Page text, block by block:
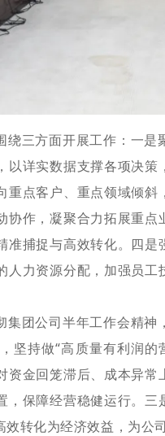
绕三方面开展工作：一
以详实数据支撑各项决
重点客户、重点领域倾
协作，凝聚合力拓展重
准捕捉与高效转化。四
人力资源分配，加强员
集团公司半年工作会精
坚持做“高质量有利润
资金回笼滞后、成本异
，保障经营稳健运行。
转化为经济效益，为公